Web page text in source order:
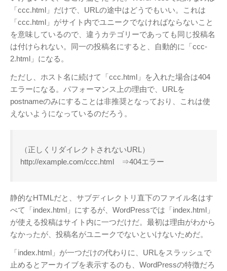
Page（Facebook）
S.H.A.D.O. Research
Labs
THE ART OF
UFO（Facebook）
Anderson Japanese
Information
特撮 プロップス 倉庫
ペンギン貿易
GALLERY SIDE
2（Facebook）
「ccc.html」だけで、URLの途中はどうでもいい。これは
「ccc.html」がサイト内でユニークでなければならないこと
を意味しているので、違うカテゴリーであっても同じ投稿名
は付けられない。同一の投稿名にすると、自動的に「ccc-
2.html」になる。
ただし、ホスト名に続けて「ccc.html」を入れた場合は404
エラーになる。パフォーマンス上の理由で、URLを
postnameのみにすることは非推奨となっており、これは使
えないようになっているのだろう。
（正しくリダイレクトされないURL）
http://example.com/ccc.html ⇒404エラー
静的なHTMLだと、サブディレクトリ直下のファイル名はす
べて「index.html」にするが、WordPressでは「index.html」
が使える投稿はサイト内に一つだけだ。最初は理由がわから
なかったが、投稿名がユニークでないといけないためだ。
「index.html」が一つだけの代わりに、URLをスラッシュで
止めるとアーカイブを表示するのも、WordPressの特徴だろ